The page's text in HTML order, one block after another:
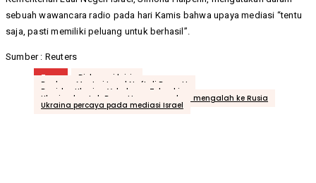
sebuah wawancara radio pada hari Kamis bahwa upaya mediasi “tentu
saja, pasti memiliki peluang untuk berhasil”.
Sumber : Reuters
Tags
Diplomasi krisis
Perdana Menteri Israel Naftali Bennett
Presiden Ukraina Volodymyr Zelenskiy
Ukraina bantah Bennett menyarankan mengalah ke Rusia
Ukraina percaya pada mediasi Israel